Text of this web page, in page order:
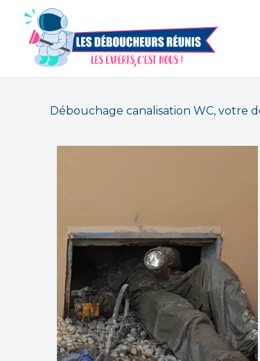
Aller
contenu
Débouchage canalisation WC, votre